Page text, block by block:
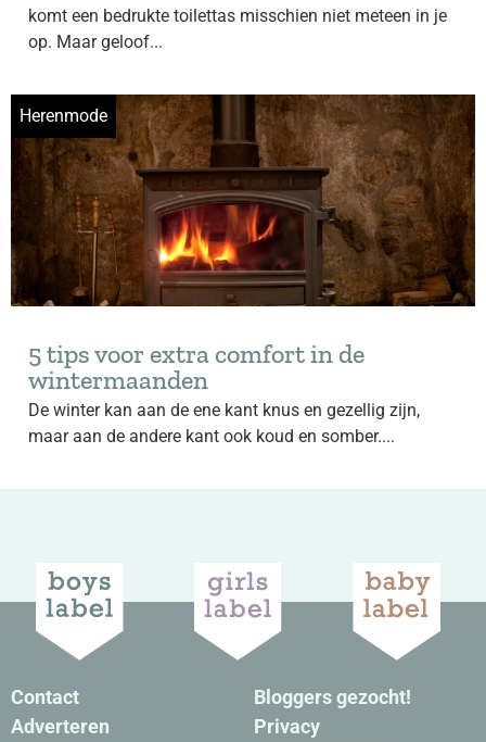
komt een bedrukte toilettas misschien niet meteen in je
op. Maar geloof...
Herenmode
5 tips voor extra comfort in de
wintermaanden
De winter kan aan de ene kant knus en gezellig zijn,
maar aan de andere kant ook koud en somber....
Contact
Adverteren
Bloggers gezocht!
Privacy